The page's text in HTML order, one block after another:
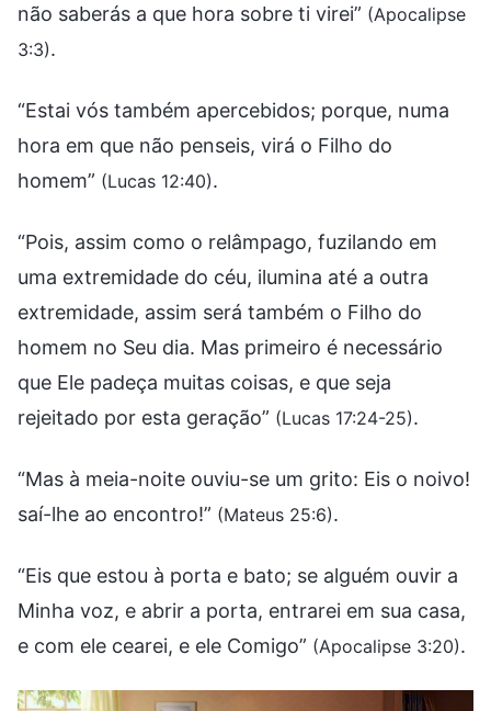
não saberás a que hora sobre ti virei” (Apocalipse
3:3).
“Estai vós também apercebidos; porque, numa
hora em que não penseis, virá o Filho do
homem” (Lucas 12:40).
“Pois, assim como o relâmpago, fuzilando em
uma extremidade do céu, ilumina até a outra
extremidade, assim será também o Filho do
homem no Seu dia. Mas primeiro é necessário
que Ele padeça muitas coisas, e que seja
rejeitado por esta geração” (Lucas 17:24-25).
“Mas à meia-noite ouviu-se um grito: Eis o noivo!
saí-lhe ao encontro!” (Mateus 25:6).
“Eis que estou à porta e bato; se alguém ouvir a
Minha voz, e abrir a porta, entrarei em sua casa,
e com ele cearei, e ele Comigo” (Apocalipse 3:20).